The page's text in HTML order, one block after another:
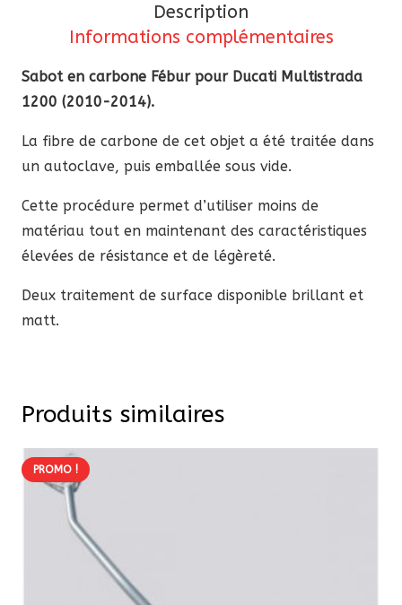
Multistrada
Description
Informations complémentaires
Sabot en carbone Fébur pour Ducati Multistrada
1200 (2010-2014).
La fibre de carbone de cet objet a été traitée dans
un autoclave, puis emballée sous vide.
Cette procédure permet d’utiliser moins de
matériau tout en maintenant des caractéristiques
élevées de résistance et de légèreté.
Deux traitement de surface disponible brillant et
matt.
Produits similaires
PROMO !